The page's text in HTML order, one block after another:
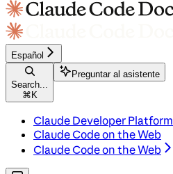
Español
Search...
⌘ K
Preguntar al asistente
Claude Developer Platform
Claude Code on the Web
Claude Code on the Web